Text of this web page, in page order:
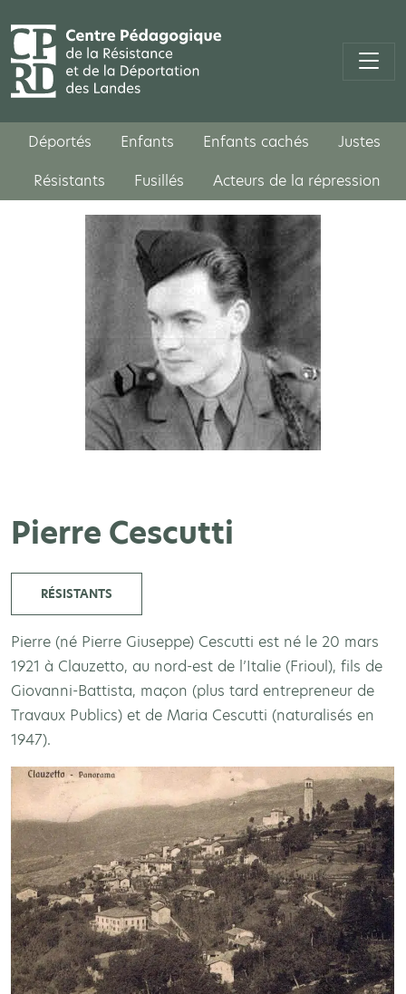
Déportés Enfants Enfants cachés
Justes
Résistants
Fusillés Acteurs de la répression
Pierre Cescutti
RÉSISTANTS
Pierre (né Pierre Giuseppe) Cescutti est né le 20 mars
1921 à Clauzetto, au nord-est de l’Italie (Frioul), fils de
Giovanni-Battista, maçon (plus tard entrepreneur de
Travaux Publics) et de Maria Cescutti (naturalisés en
1947).